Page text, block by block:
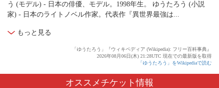
う (モデル) - 日本の俳優、モデル。1998年生。 ゆうたろう (小説
家) - 日本のライトノベル作家。代表作『異世界最強は...
もっと見る
「ゆうたろう」『ウィキペディア (Wikipedia): フリー百科事典』
2026年08月06日(木) 21:28UTC 現在での最新版を取得
「ゆうたろう」をWikipediaで読む
オススメチケット情報